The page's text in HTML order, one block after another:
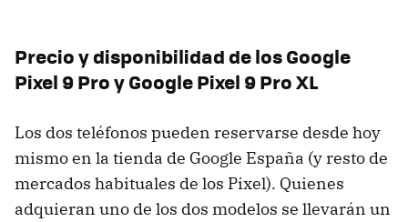
Precio y disponibilidad de los Google
Pixel 9 Pro y Google Pixel 9 Pro XL
Los dos teléfonos pueden reservarse desde hoy
mismo en la tienda de Google España (y resto de
mercados habituales de los Pixel). Quienes
adquieran uno de los dos modelos se llevarán un